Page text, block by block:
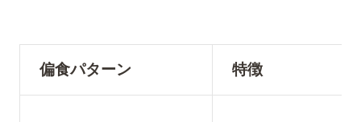
偏食パターン 特徴